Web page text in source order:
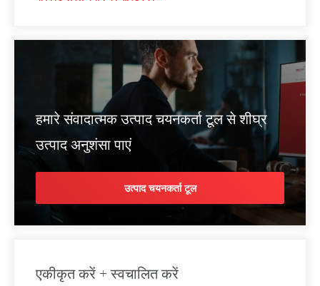
हमारे संवादात्मक उत्पाद चयनकर्ता टूल से शीघ्र
उत्पाद अनुशंसा पाएं
उत्पाद चयनकर्ता टूल
एकीकृत करें + स्वचालित करें